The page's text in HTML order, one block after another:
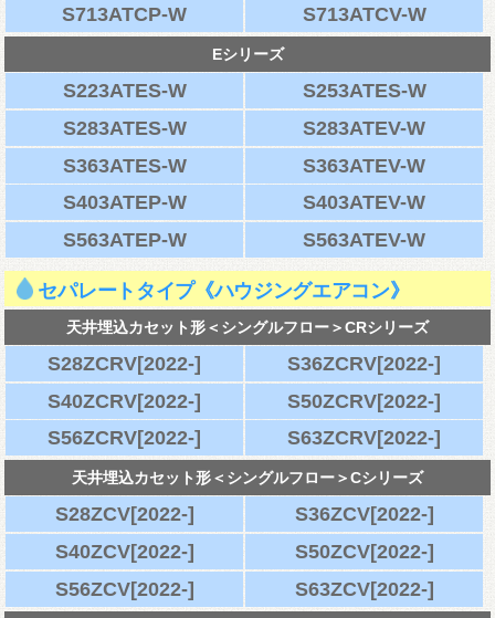
S713ATCP-W
S713ATCV-W
Eシリーズ
S223ATES-W
S253ATES-W
S283ATES-W
S283ATEV-W
S363ATES-W
S363ATEV-W
S403ATEP-W
S403ATEV-W
S563ATEP-W
S563ATEV-W
セパレートタイプ《ハウジングエアコン》
天井埋込カセット形＜シングルフロー＞CRシリーズ
S28ZCRV[2022-]
S36ZCRV[2022-]
S40ZCRV[2022-]
S50ZCRV[2022-]
S56ZCRV[2022-]
S63ZCRV[2022-]
天井埋込カセット形＜シングルフロー＞Cシリーズ
S28ZCV[2022-]
S36ZCV[2022-]
S40ZCV[2022-]
S50ZCV[2022-]
S56ZCV[2022-]
S63ZCV[2022-]